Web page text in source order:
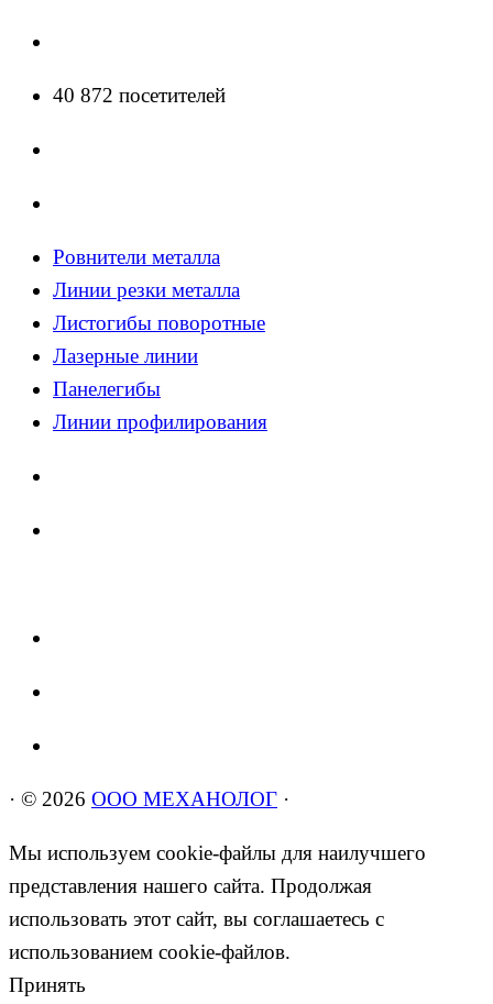
40 872 посетителей
Ровнители металла
Линии резки металла
Листогибы поворотные
Лазерные линии
Панелегибы
Линии профилирования
· © 2026 ООО МЕХАНОЛОГ ·
Мы используем cookie-файлы для наилучшего
представления нашего сайта. Продолжая
использовать этот сайт, вы соглашаетесь с
использованием cookie-файлов.
Принять